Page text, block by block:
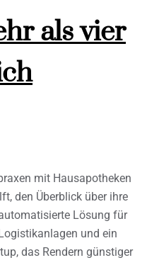
als vier
mit Hausapotheken
den Überblick über ihre
Lösung für
und ein
das Rendern günstiger